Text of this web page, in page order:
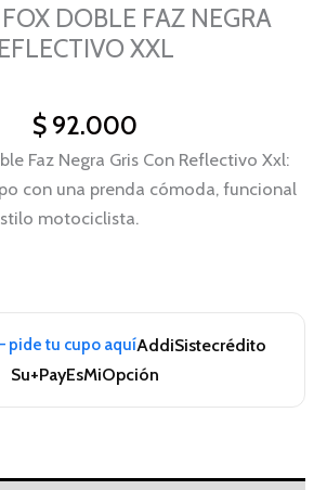
DOBLE FAZ NEGRA
XXL
$92.000
Faz Negra Gris Con Reflectivo Xxl:
con una prenda cómoda, funcional
motociclista.
pide tu cupo aquíAddiSistecrédito
Su+PayEsMiOpción